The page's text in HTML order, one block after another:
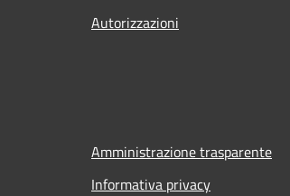
Autorizzazioni
Amministrazione trasparente
Informativa privacy